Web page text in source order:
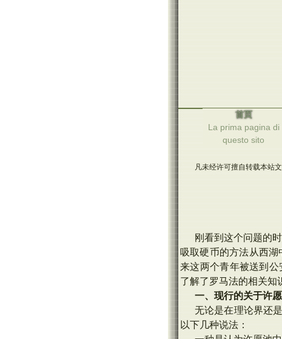
首页
La prima pagina di
questo sito
凡未经许可擅自转载本站
刚看到这个问题的
吸取硬币的方法从西
来这两个青年被送到公
了解了罗马法的相关知
一、现行的关于许
无论是在理论界还
以下几种说法：